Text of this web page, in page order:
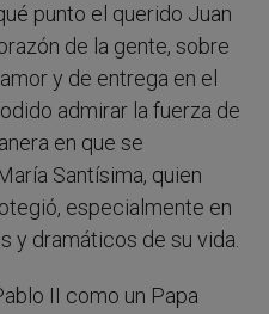
punto el querido Juan
de la gente, sobre
y de entrega en el
admirar la fuerza de
en que se
Santísima, quien
especialmente en
y dramáticos de su vida.
II como un Papa